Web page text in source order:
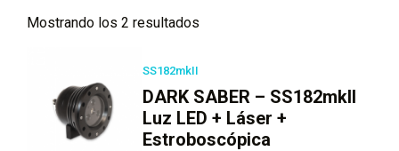
Mostrando los 2 resultados
SS182mkII
DARK SABER – SS182mkII
Luz LED + Láser +
Estroboscópica